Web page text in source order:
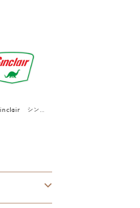
シン
オイル "Cali
Cente